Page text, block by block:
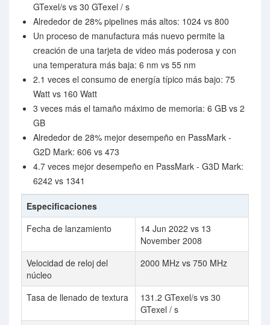
GTexel/s vs 30 GTexel / s
Alrededor de 28% pipelines más altos: 1024 vs 800
Un proceso de manufactura más nuevo permite la
creación de una tarjeta de video más poderosa y con
una temperatura más baja: 6 nm vs 55 nm
2.1 veces el consumo de energía típico más bajo: 75
Watt vs 160 Watt
3 veces más el tamaño máximo de memoria: 6 GB vs 2
GB
Alrededor de 28% mejor desempeño en PassMark -
G2D Mark: 606 vs 473
4.7 veces mejor desempeño en PassMark - G3D Mark:
6242 vs 1341
Especificaciones
Fecha de lanzamiento
14 Jun 2022 vs 13
November 2008
Velocidad de reloj del
núcleo
2000 MHz vs 750 MHz
Tasa de llenado de textura
131.2 GTexel/s vs 30
GTexel / s